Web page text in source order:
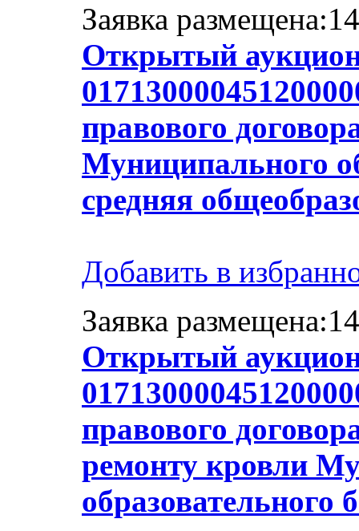
Заявка
Открытый
правового
Муниципального
средняя
Добавить в
Заявка
Открытый
правового
ремонту кровли